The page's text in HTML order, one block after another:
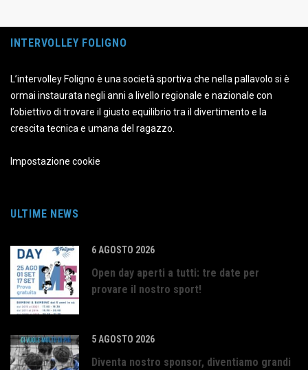
INTERVOLLEY FOLIGNO
L’intervolley Foligno è una società sportiva che nella pallavolo si è
ormai instaurata negli anni a livello regionale e nazionale con
l’obiettivo di trovare il giusto equilibrio tra il divertimento e la
crescita tecnica e umana del ragazzo.
Impostazione cookie
ULTIME NEWS
6 AGOSTO 2026
Open day aperti a tutti: tre date per
provare il nostro sport!
5 AGOSTO 2026
Diventa nostro sponsor, diventiamo grandi